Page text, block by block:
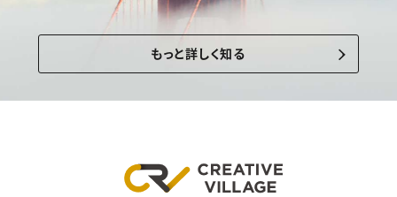
もっと詳しく知る